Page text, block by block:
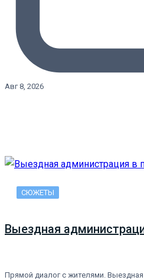
Авг 8, 2026
СЮЖЕТЫ
Выездная
Прямой диалог с жителями.